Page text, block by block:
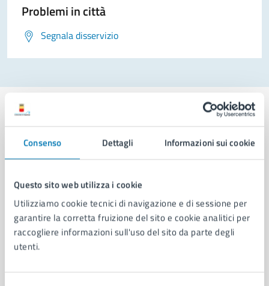
Consenso Dettagli Informazioni sui cookie
Questo sito web utilizza i cookie
Utilizziamo cookie tecnici di navigazione e di sessione per
garantire la corretta fruizione del sito e cookie analitici per
raccogliere informazioni sull'uso del sito da parte degli
utenti.
Problemi in città
Segnala disservizio
Comune di Napoli
AMMINISTRAZIONE
Aree amministrative
Organi di governo
Municipalità
Uffici